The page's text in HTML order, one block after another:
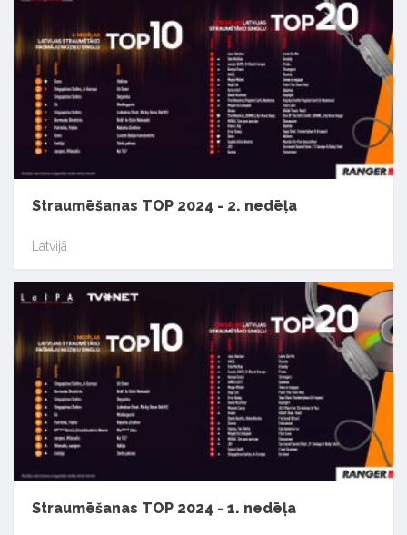
Straumēšanas TOP 2024 - 2. nedēļa
Latvijā
Straumēšanas TOP 2024 - 1. nedēļa